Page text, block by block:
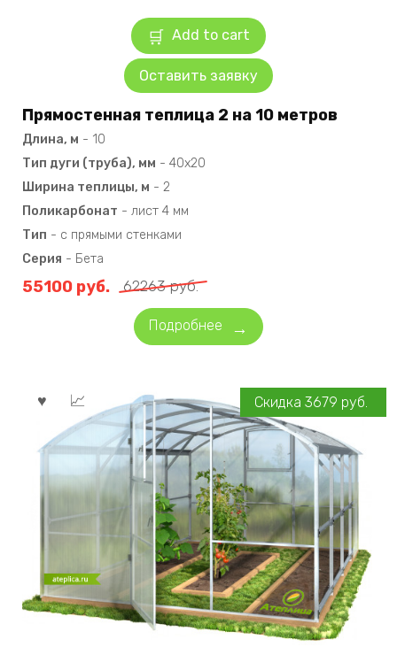
Add to cart
Оставить заявку
Прямостенная теплица 2 на 10 метров
Длина, м - 10
Тип дуги (труба), мм - 40х20
Ширина теплицы, м - 2
Поликарбонат - лист 4 мм
Тип - с прямыми стенками
Серия - Бета
62263руб.
55100 руб.
Подробнее
Скидка 3679 руб.